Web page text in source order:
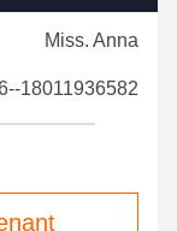
Miss. Anna
18011936582